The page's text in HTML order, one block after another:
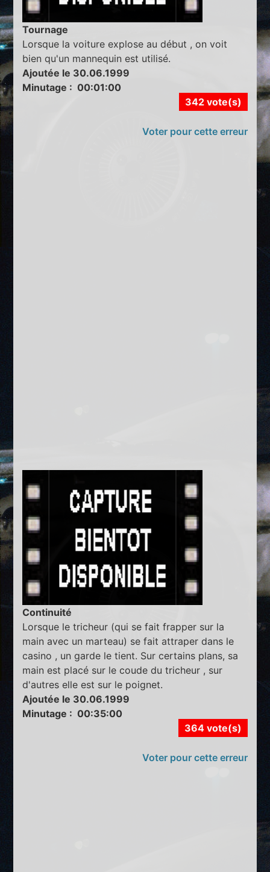
Tournage
Lorsque la voiture explose au début , on voit
bien qu'un mannequin est utilisé.
Ajoutée le 30.06.1999
Minutage : 00:01:00
342 vote(s)
Voter pour cette erreur
Continuité
Lorsque le tricheur (qui se fait frapper sur la
main avec un marteau) se fait attraper dans le
casino , un garde le tient. Sur certains plans, sa
main est placé sur le coude du tricheur , sur
d'autres elle est sur le poignet.
Ajoutée le 30.06.1999
Minutage : 00:35:00
364 vote(s)
Voter pour cette erreur